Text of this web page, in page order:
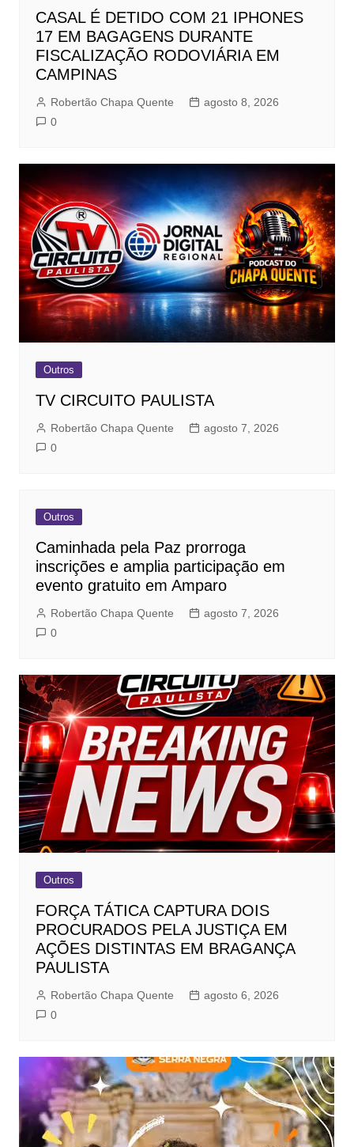
CASAL É DETIDO COM 21 IPHONES
17 EM BAGAGENS DURANTE
FISCALIZAÇÃO RODOVIÁRIA EM
CAMPINAS
Robertão Chapa Quente
agosto 8, 2026
0
Outros
TV CIRCUITO PAULISTA
Robertão Chapa Quente
agosto 7, 2026
0
Outros
Caminhada pela Paz prorroga
inscrições e amplia participação em
evento gratuito em Amparo
Robertão Chapa Quente
agosto 7, 2026
0
Outros
FORÇA TÁTICA CAPTURA DOIS
PROCURADOS PELA JUSTIÇA EM
AÇÕES DISTINTAS EM BRAGANÇA
PAULISTA
Robertão Chapa Quente
agosto 6, 2026
0